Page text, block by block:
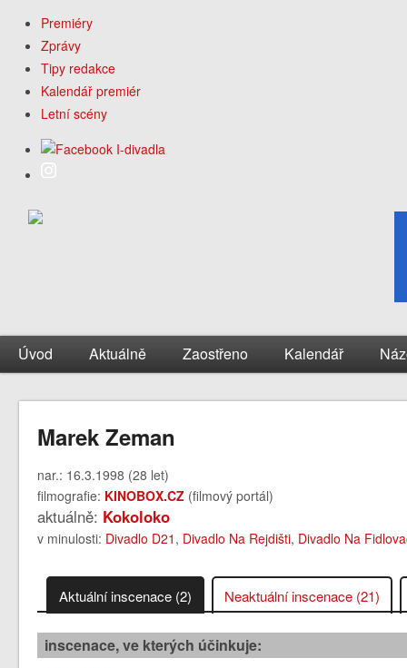
Premiéry
Zprávy
Tipy redakce
Kalendář premiér
Letní scény
Úvod Aktuálně Zaostřeno Kalendář
Marek Zeman
nar.: 16.3.1998 (28 let)
filmografie: KINOBOX.CZ (filmový portál)
aktuálně: Kokoloko
v minulosti: Divadlo D21 , Divadlo Na Rejdišti, Divadlo Na
Aktuální inscenace (2) Neaktuální inscenace (21)
inscenace, ve kterých účinkuje: